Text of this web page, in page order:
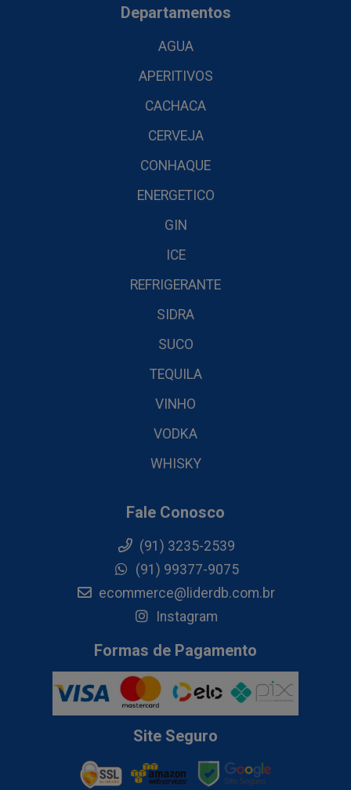
Departamentos
AGUA
APERITIVOS
CACHACA
CERVEJA
CONHAQUE
ENERGETICO
GIN
ICE
REFRIGERANTE
SIDRA
SUCO
TEQUILA
VINHO
VODKA
WHISKY
Fale Conosco
(91) 3235-2539
(91) 99377-9075
ecommerce@liderdb.com.br
Instagram
Formas de Pagamento
Site Seguro